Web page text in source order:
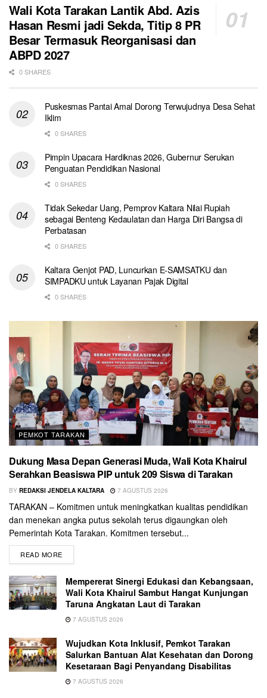
Wali Kota Tarakan Lantik Abd. Azis
Hasan Resmi jadi Sekda, Titip 8 PR
Besar Termasuk Reorganisasi dan
ABPD 2027
0 SHARES
Puskesmas Pantai Amal Dorong Terwujudnya Desa Sehat
Iklim
0 SHARES
Pimpin Upacara Hardiknas 2026, Gubernur Serukan
Penguatan Pendidikan Nasional
0 SHARES
Tidak Sekedar Uang, Pemprov Kaltara Nilai Rupiah
sebagai Benteng Kedaulatan dan Harga Diri Bangsa di
Perbatasan
0 SHARES
Kaltara Genjot PAD, Luncurkan E-SAMSATKU dan
SIMPADKU untuk Layanan Pajak Digital
0 SHARES
PEMKOT TARAKAN
Dukung Masa Depan Generasi Muda, Wali Kota Khairul
Serahkan Beasiswa PIP untuk 209 Siswa di Tarakan
BY REDAKSI JENDELA KALTARA 7 AGUSTUS 2026
TARAKAN – Komitmen untuk meningkatkan kualitas pendidikan
dan menekan angka putus sekolah terus digaungkan oleh
Pemerintah Kota Tarakan. Komitmen tersebut...
READ MORE
Mempererat Sinergi Edukasi dan Kebangsaan,
Wali Kota Khairul Sambut Hangat Kunjungan
Taruna Angkatan Laut di Tarakan
7 AGUSTUS 2026
Wujudkan Kota Inklusif, Pemkot Tarakan
Salurkan Bantuan Alat Kesehatan dan Dorong
Kesetaraan Bagi Penyandang Disabilitas
7 AGUSTUS 2026